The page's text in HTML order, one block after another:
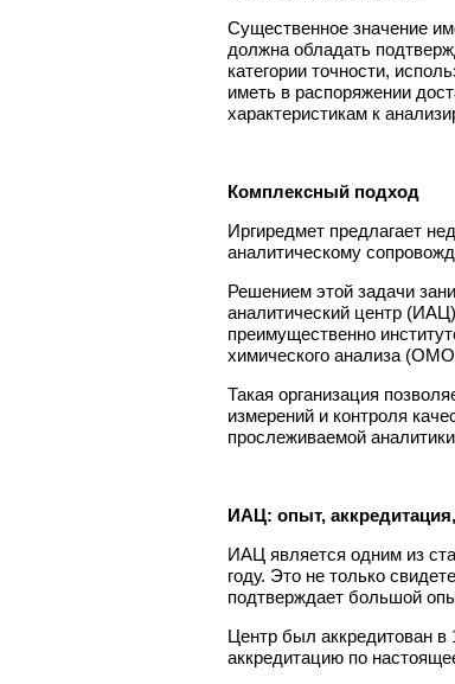
Существенное значение
должна обладать
категории точности,
иметь в распоряжении
характеристикам к
Комплексный подход
Иргиредмет предлагает
аналитическому
Решением этой задачи
аналитический центр
преимущественно
химического анализа
Такая организация
измерений и контроля
прослеживаемой
ИАЦ: опыт,
ИАЦ является одним из
году. Это не только
подтверждает большой
Центр был аккредитован
аккредитацию по